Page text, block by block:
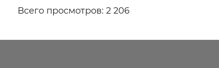
Всего просмотров: 2 206